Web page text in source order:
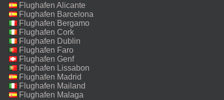
Flughafen Alicante
Flughafen Barcelona
Flughafen Bergamo
Flughafen Cork
Flughafen Dublin
Flughafen Faro
Flughafen Genf
Flughafen Lissabon
Flughafen Madrid
Flughafen Mailand
Malpensa
Flughafen Malaga